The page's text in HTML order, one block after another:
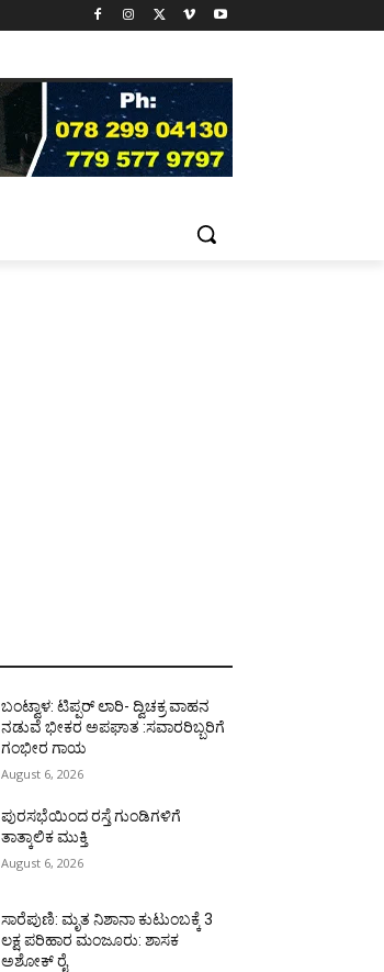
ಬಂಟ್ವಾಳ: ಟಿಪ್ಪರ್ ಲಾರಿ- ದ್ವಿಚಕ್ರ ವಾಹನ
ನಡುವೆ ಭೀಕರ ಅಪಘಾತ :ಸವಾರರಿಬ್ಬರಿಗೆ
ಗಂಭೀರ ಗಾಯ
August 6, 2026
ಪುರಸಭೆಯಿಂದ ರಸ್ತೆ ಗುಂಡಿಗಳಿಗೆ
ತಾತ್ಕಾಲಿಕ ಮುಕ್ತಿ
August 6, 2026
ಸಾರೆಪುಣಿ: ಮೃತ ನಿಶಾನಾ ಕುಟುಂಬಕ್ಕೆ 3
ಲಕ್ಷ ಪರಿಹಾರ ಮಂಜೂರು: ಶಾಸಕ
ಅಶೋಕ್ ರೈ